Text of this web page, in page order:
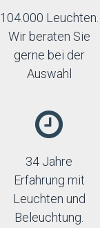
104.000 Leuchten.
Wir beraten Sie
gerne bei der
Auswahl
34 Jahre
Erfahrung mit
Leuchten und
Beleuchtung.